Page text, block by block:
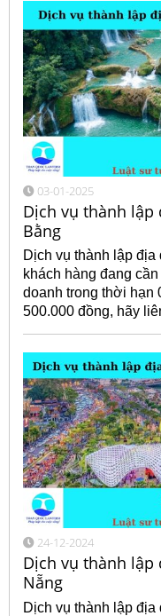
03-01-2025
Dịch vụ thành lập
Bằng
Dịch vụ thành lập
khách hàng đang
doanh trong thời hạn
500.000 đồng, hãy
24-12-2024
Dịch vụ thành
Nẵng
Dịch vụ thành lập